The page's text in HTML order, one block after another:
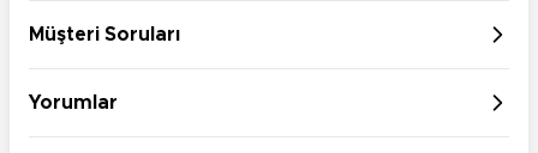
Müşteri Soruları
Yorumlar